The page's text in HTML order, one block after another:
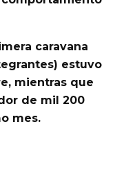
caravana
estuvo
mientras que
de mil 200
mes.